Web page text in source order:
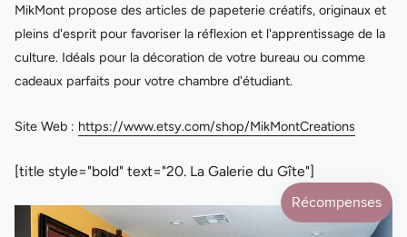
MikMont propose des articles de papeterie créatifs, originaux et
pleins d'esprit pour favoriser la réflexion et l'apprentissage de la
culture. Idéals pour la décoration de votre bureau ou comme
cadeaux parfaits pour votre chambre d'étudiant.
Site Web : https://www.etsy.com/shop/MikMontCreations
[title style="bold" text="20. La Galerie du Gîte"]